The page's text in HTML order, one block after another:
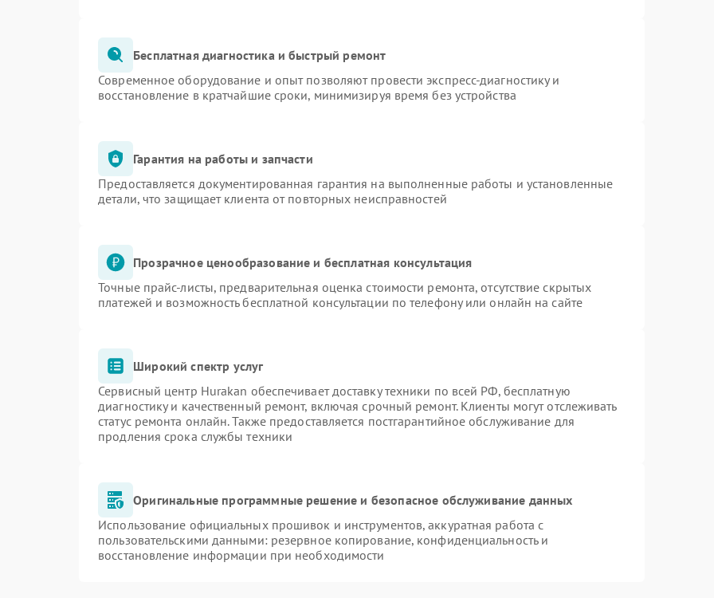
Бесплатная диагностика и быстрый ремонт
Современное оборудование и опыт позволяют провести экспресс-диагностику и
восстановление в кратчайшие сроки, минимизируя время без устройства
Гарантия на работы и запчасти
Предоставляется документированная гарантия на выполненные работы и установленные
детали, что защищает клиента от повторных неисправностей
Прозрачное ценообразование и бесплатная консультация
Точные прайс-листы, предварительная оценка стоимости ремонта, отсутствие скрытых
платежей и возможность бесплатной консультации по телефону или онлайн на сайте
Широкий спектр услуг
Сервисный центр Hurakan обеспечивает доставку техники по всей РФ, бесплатную
диагностику и качественный ремонт, включая срочный ремонт. Клиенты могут отслеживать
статус ремонта онлайн. Также предоставляется постгарантийное обслуживание для
продления срока службы техники
Оригинальные программные решение и безопасное обслуживание данных
Использование официальных прошивок и инструментов, аккуратная работа с
пользовательскими данными: резервное копирование, конфиденциальность и
восстановление информации при необходимости